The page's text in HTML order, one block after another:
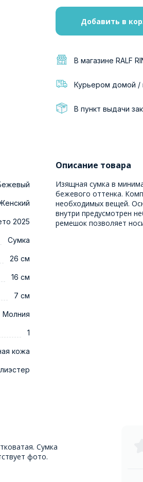
Добавить в
В магазине RALF
Курьером домой /
В пункт выдачи
2025
Сумка
26 см
16 см
7 см
Молния
1
кожа
Описание товара
Изящная сумка в
бежевого оттенка.
необходимых вещей.
внутри предусмотрен
ремешок позволяет
Сумка
фото.